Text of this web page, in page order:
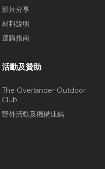
影片分享
材料說明
選購指南
活動及贊助
The Overlander Outdoor
Club
野外活動及機構連結